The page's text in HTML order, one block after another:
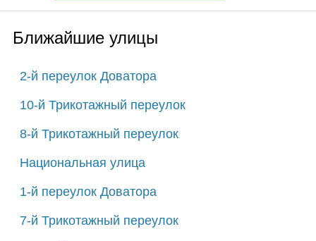
Ближайшие улицы
2-й переулок Доватора
10-й Трикотажный переулок
8-й Трикотажный переулок
Национальная улица
1-й переулок Доватора
7-й Трикотажный переулок